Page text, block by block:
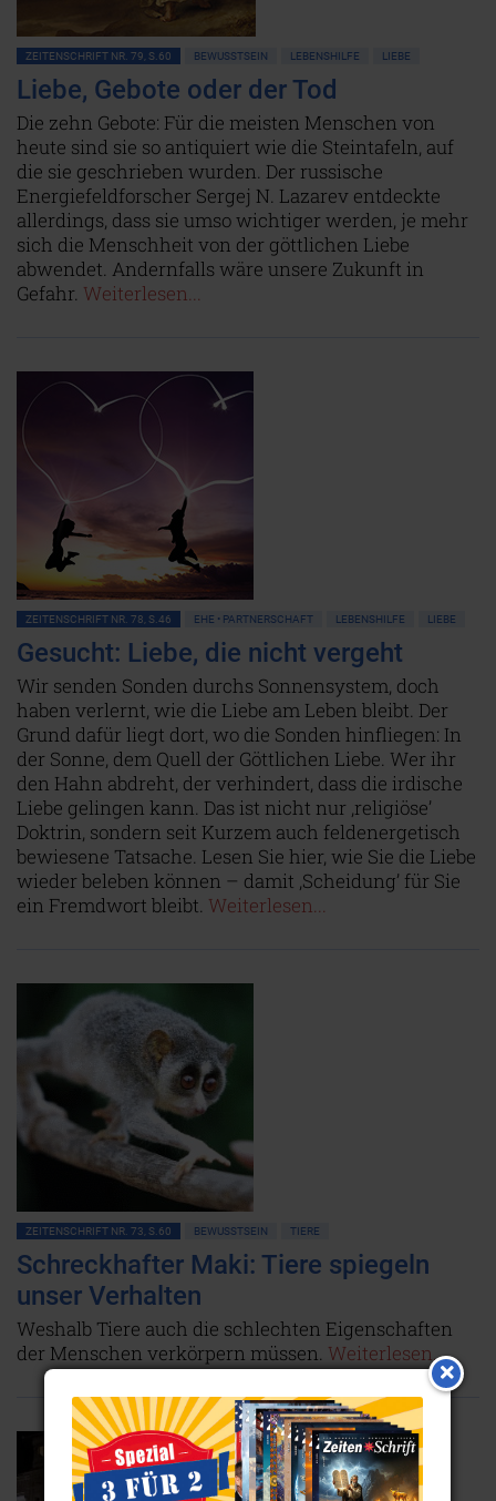
ZEITENSCHRIFT NR. 79, S.60 BEWUSSTSEIN LEBENSHILFE LIEBE
Liebe, Gebote oder der Tod
Die zehn Gebote: Für die meisten Menschen von
heute sind sie so antiquiert wie die Steintafeln, auf
die sie geschrieben wurden. Der russische
Energiefeldforscher Sergej N. Lazarev entdeckte
allerdings, dass sie umso wichtiger werden, je mehr
sich die Menschheit von der göttlichen Liebe
abwendet. Andernfalls wäre unsere Zukunft in
Gefahr. Weiterlesen...
ZEITENSCHRIFT NR. 78, S.46 EHE • PARTNERSCHAFT LEBENSHILFE LIEBE
Gesucht: Liebe, die nicht vergeht
Wir senden Sonden durchs Sonnensystem, doch
haben verlernt, wie die Liebe am Leben bleibt. Der
Grund dafür liegt dort, wo die Sonden hinfliegen: In
der Sonne, dem Quell der Göttlichen Liebe. Wer ihr
den Hahn abdreht, der verhindert, dass die irdische
Liebe gelingen kann. Das ist nicht nur ‚religiöse’
Doktrin, sondern seit Kurzem auch feldenergetisch
bewiesene Tatsache. Lesen Sie hier, wie Sie die Liebe
wieder beleben können – damit ‚Scheidung’ für Sie
ein Fremdwort bleibt. Weiterlesen...
ZEITENSCHRIFT NR. 73, S.60 BEWUSSTSEIN TIERE
Schreckhafter Maki: Tiere spiegeln
unser Verhalten
Weshalb Tiere auch die schlechten Eigenschaften
der Menschen verkörpern müssen. Weiterlesen...